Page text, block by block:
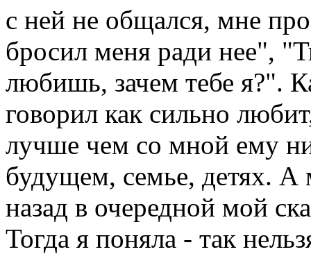
с ней не общался, мне
бросил меня ради нее",
любишь, зачем тебе я?".
говорил как сильно
лучше чем со мной ему
будущем, семье, детях. А
назад в очередной мой
Тогда я поняла - так